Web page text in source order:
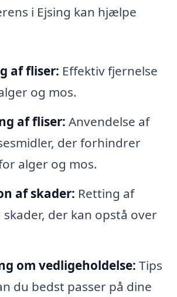
i Ejsing kan hjælpe
af fliser: Effektiv fjernelse
og mos.
af fliser: Anvendelse af
der forhindrer
alger og mos.
af skader: Retting af
der kan opstå over
om vedligeholdelse: Tips
du bedst passer på dine